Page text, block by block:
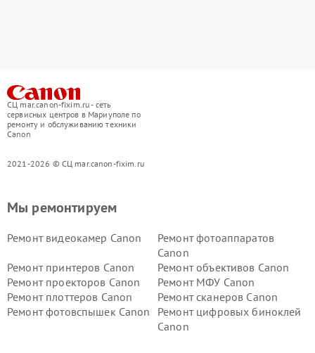
СЦ mar.canon-fixim.ru - сеть
сервисных центров в Мариуполе по
ремонту и обслуживанию техники
Canon
2021-2026 © СЦ mar.canon-fixim.ru
Мы ремонтируем
Ремонт видеокамер Canon
Ремонт фотоаппаратов
Canon
Ремонт принтеров Canon
Ремонт объективов Canon
Ремонт проекторов Canon
Ремонт МФУ Canon
Ремонт плоттеров Canon
Ремонт сканеров Canon
Ремонт фотовспышек Canon
Ремонт цифровых биноклей
Canon